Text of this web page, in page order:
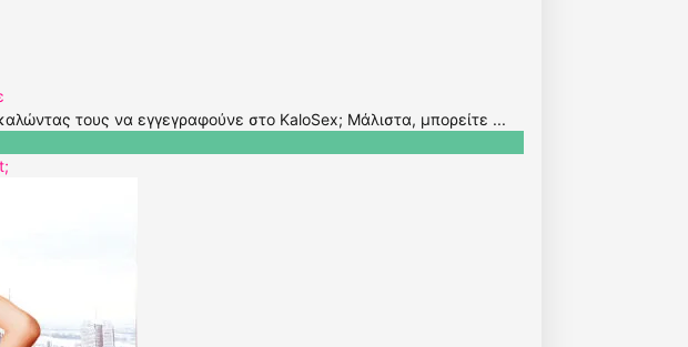
τους να εγγεγραφούνε στο KaloSex; Μάλιστα, μπορείτε ...